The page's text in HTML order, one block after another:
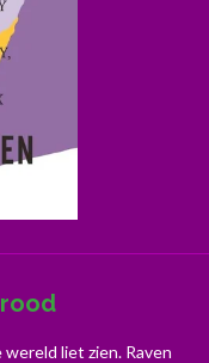
liet zien. Raven